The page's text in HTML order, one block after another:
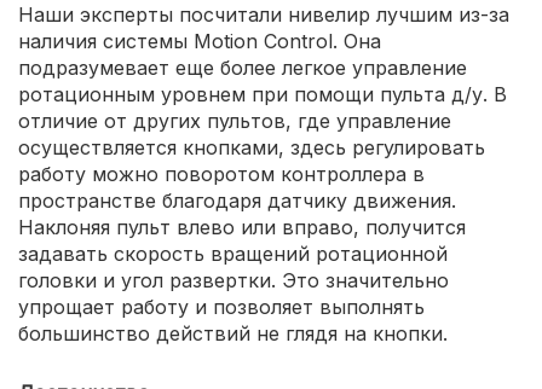
Наши эксперты посчитали нивелир лучшим из-за
наличия системы Motion Control. Она
подразумевает еще более легкое управление
ротационным уровнем при помощи пульта д/у. В
отличие от других пультов, где управление
осуществляется кнопками, здесь регулировать
работу можно поворотом контроллера в
пространстве благодаря датчику движения.
Наклоняя пульт влево или вправо, получится
задавать скорость вращений ротационной
головки и угол развертки. Это значительно
упрощает работу и позволяет выполнять
большинство действий не глядя на кнопки.